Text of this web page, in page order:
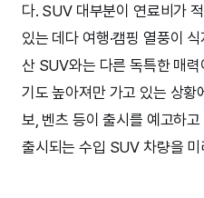
다. SUV 대부분이 연료비가
있는 데다 여행·캠핑 열풍이
산 SUV와는 다른 독특한 매
기도 높아져만 가고 있는 상황
보, 벤츠 등이 출시를 예고하고
출시되는 수입 SUV 차량을 미